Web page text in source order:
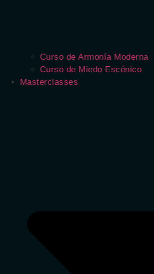
Curso de Armonía Moderna
Curso de Miedo Escénico
Masterclasses